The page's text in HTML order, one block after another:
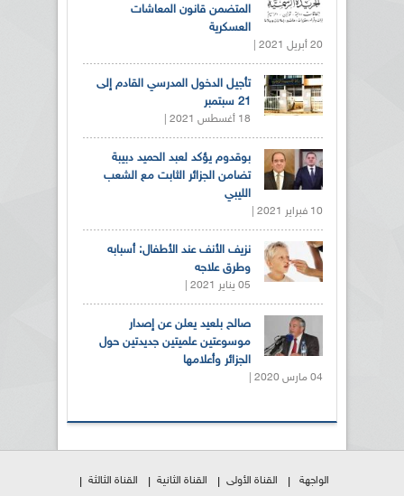
المتضمن قانون المعاشات
العسكرية
20 أبريل 2021 |
تأجيل الدخول المدرسي القادم إلى
21 سبتمبر
18 أغسطس 2021 |
بوقدوم يؤكد لعبد الحميد دبيبة
تضامن الجزائر الثابت مع الشعب
الليبي
10 فبراير 2021 |
نزيف الأنف عند الأطفال: أسبابه
وطرق علاجه
05 يناير 2021 |
صالح بلعيد يعلن عن إصدار
موسوعتين علميتين جديدتين حول
الجزائر وأعلامها
04 مارس 2020 |
الواجهة القناة الأولى القناة الثانية
القناة الثالثة